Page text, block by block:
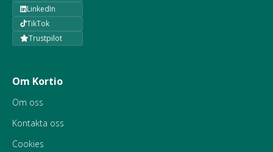
LinkedIn
TikTok
Trustpilot
Om Kortio
Om oss
Kontakta oss
Cookies